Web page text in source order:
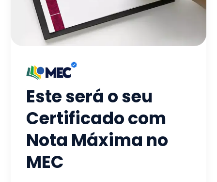
Este será o seu
Certificado com
Nota Máxima no
MEC